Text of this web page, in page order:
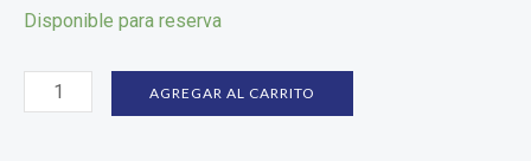
Disponible para reserva
AGREGAR AL CARRITO